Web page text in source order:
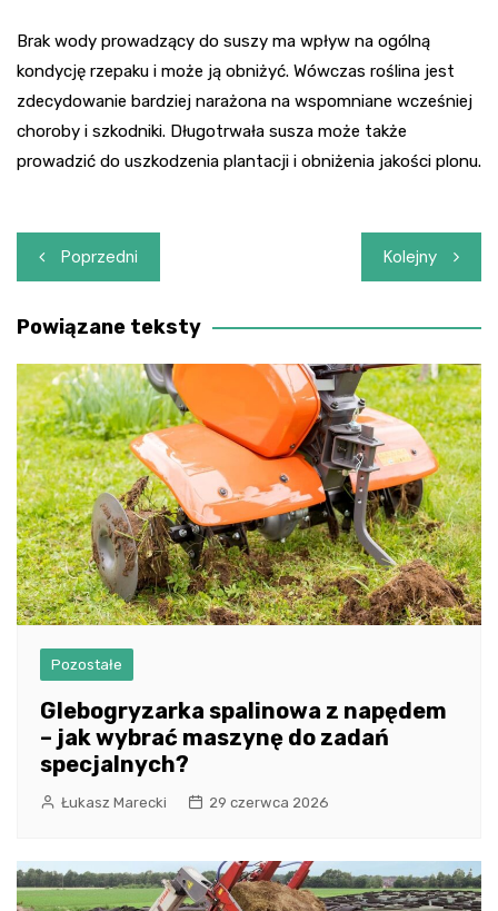
Brak wody prowadzący do suszy ma wpływ na ogólną
kondycję rzepaku i może ją obniżyć. Wówczas roślina jest
zdecydowanie bardziej narażona na wspomniane wcześniej
choroby i szkodniki. Długotrwała susza może także
prowadzić do uszkodzenia plantacji i obniżenia jakości plonu.
Nawigacja
wpisu
Poprzedni Kolejny
Powiązane teksty
Pozostałe
Glebogryzarka spalinowa z napędem
– jak wybrać maszynę do zadań
specjalnych?
Łukasz Marecki 29 czerwca 2026